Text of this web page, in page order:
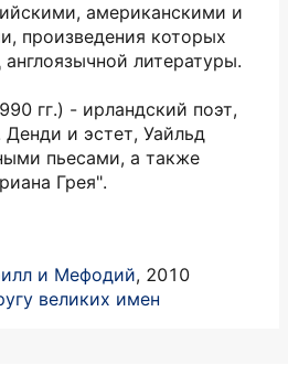
американскими и
произведения которых
литературы.
гг.) - ирландский поэт,
Денди и эстет, Уайльд
пьесами, а также
Грея".
и Мефодий, 2010
великих имен